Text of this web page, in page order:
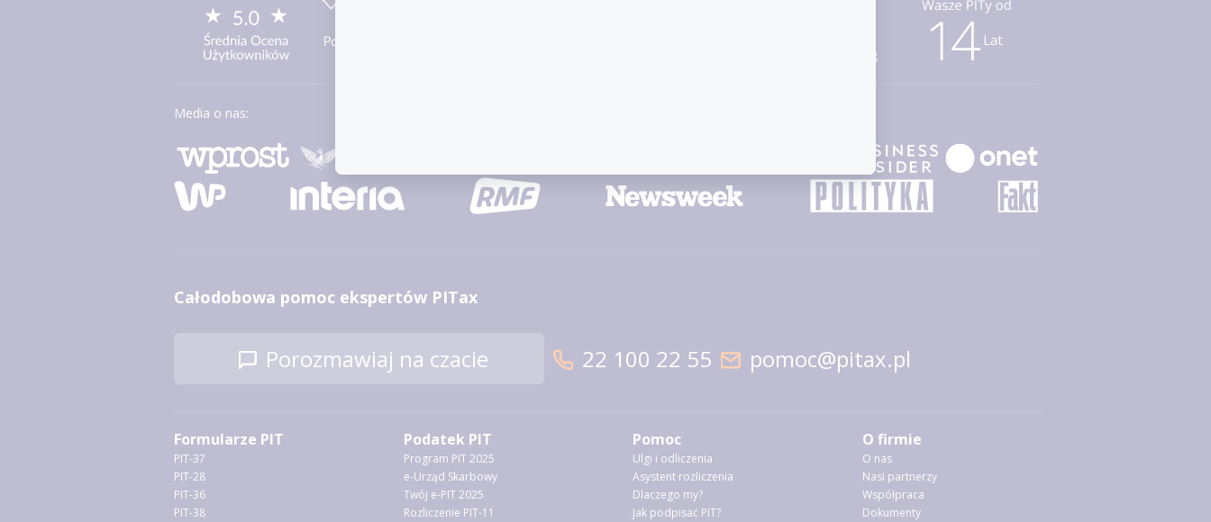
Media o nas:
Całodobowa pomoc ekspertów PITax
Porozmawiaj na czacie 22 100 22 55 pomoc@pitax.pl
Formularze PIT
PIT-37
PIT-28
PIT-36
PIT-38
Podatek PIT
Program PIT 2025
e-Urząd Skarbowy
Twój e-PIT 2025
Rozliczenie PIT-11
Pomoc
Ulgi i odliczenia
Asystent rozliczenia
Dlaczego my?
Jak podpisać PIT?
O firmie
O nas
Nasi partnerzy
Współpraca
Dokumenty